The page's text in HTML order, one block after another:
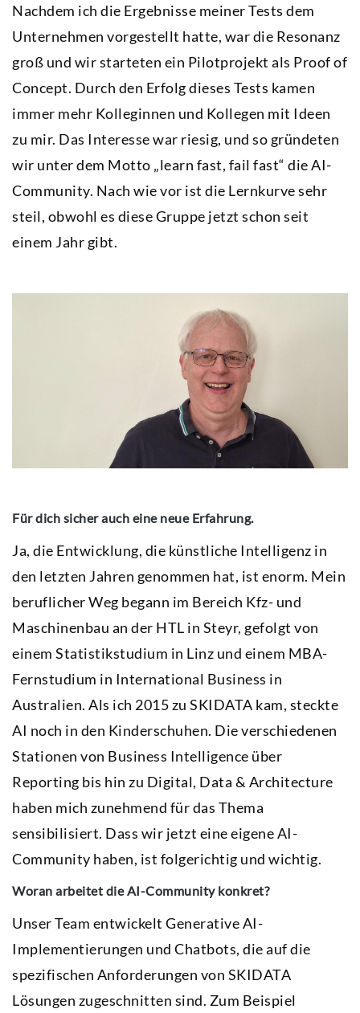
Nachdem ich die Ergebnisse meiner Tests dem
Unternehmen vorgestellt hatte, war die Resonanz
groß und wir starteten ein Pilotprojekt als Proof of
Concept. Durch den Erfolg dieses Tests kamen
immer mehr Kolleginnen und Kollegen mit Ideen
zu mir. Das Interesse war riesig, und so gründeten
wir unter dem Motto „learn fast, fail fast“ die AI-
Community. Nach wie vor ist die Lernkurve sehr
steil, obwohl es diese Gruppe jetzt schon seit
einem Jahr gibt.
Für dich sicher auch eine neue Erfahrung.
Ja, die Entwicklung, die künstliche Intelligenz in
den letzten Jahren genommen hat, ist enorm. Mein
beruflicher Weg begann im Bereich Kfz- und
Maschinenbau an der HTL in Steyr, gefolgt von
einem Statistikstudium in Linz und einem MBA-
Fernstudium in International Business in
Australien. Als ich 2015 zu SKIDATA kam, steckte
AI noch in den Kinderschuhen. Die verschiedenen
Stationen von Business Intelligence über
Reporting bis hin zu Digital, Data & Architecture
haben mich zunehmend für das Thema
sensibilisiert. Dass wir jetzt eine eigene AI-
Community haben, ist folgerichtig und wichtig.
Woran arbeitet die AI-Community konkret?
Unser Team entwickelt Generative AI-
Implementierungen und Chatbots, die auf die
spezifischen Anforderungen von SKIDATA
Lösungen zugeschnitten sind. Zum Beispiel